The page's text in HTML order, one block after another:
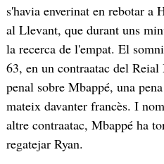
s'havia enverinat en rebotar a
al Llevant, que durant uns
la recerca de l'empat. El
63, en un contraatac del
penal sobre Mbappé, una
mateix davanter francès. I
altre contraatac, Mbappé ha
regatejar Ryan.